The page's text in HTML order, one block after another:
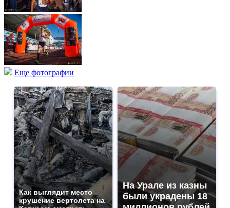
Еще фотографии
Как выглядит место
крушение вертолета на
На Урале из казны
были украдены 18